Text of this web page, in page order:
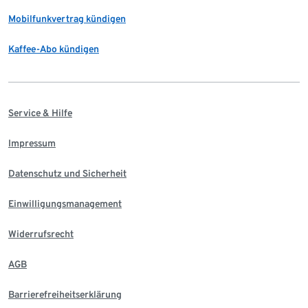
Mobilfunkvertrag kündigen
Kaffee-Abo kündigen
Service & Hilfe
Impressum
Datenschutz und Sicherheit
Einwilligungsmanagement
Widerrufsrecht
AGB
Barrierefreiheitserklärung